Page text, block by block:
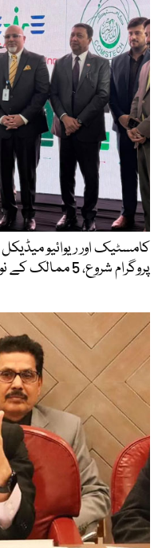
کامسٹیک اور ریوائیو
پروگرام شروع، 5 ممالک کے نوجوان منتخب